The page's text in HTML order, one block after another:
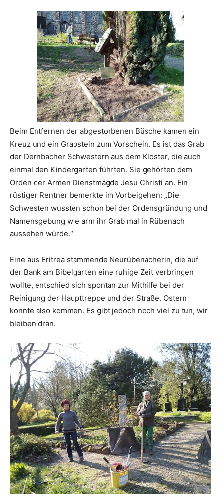
Beim Entfernen der abgestorbenen Büsche kamen ein
Kreuz und ein Grabstein zum Vorschein. Es ist das Grab
der Dernbacher Schwestern aus dem Kloster, die auch
einmal den Kindergarten führten. Sie gehörten dem
Orden der Armen Dienstmägde Jesu Christi an. Ein
rüstiger Rentner bemerkte im Vorbeigehen: „Die
Schwesten wussten schon bei der Ordensgründung und
Namensgebung wie arm ihr Grab mal in Rübenach
aussehen würde.“
Eine aus Eritrea stammende Neurübenacherin, die auf
der Bank am Bibelgarten eine ruhige Zeit verbringen
wollte, entschied sich spontan zur Mithilfe bei der
Reinigung der Haupttreppe und der Straße. Ostern
konnte also kommen. Es gibt jedoch noch viel zu tun, wir
bleiben dran.